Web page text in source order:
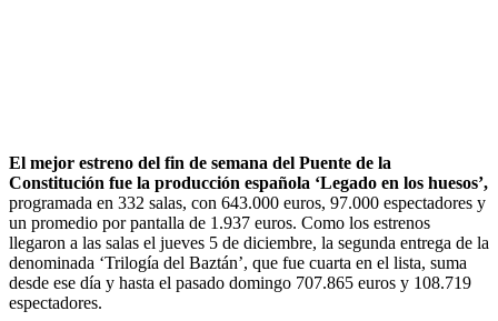
El mejor estreno del fin de semana del Puente de la
Constitución fue la producción española ‘Legado en los huesos’,
programada en 332 salas, con 643.000 euros, 97.000 espectadores y
un promedio por pantalla de 1.937 euros. Como los estrenos
llegaron a las salas el jueves 5 de diciembre, la segunda entrega de la
denominada ‘Trilogía del Baztán’, que fue cuarta en el lista, suma
desde ese día y hasta el pasado domingo 707.865 euros y 108.719
espectadores.